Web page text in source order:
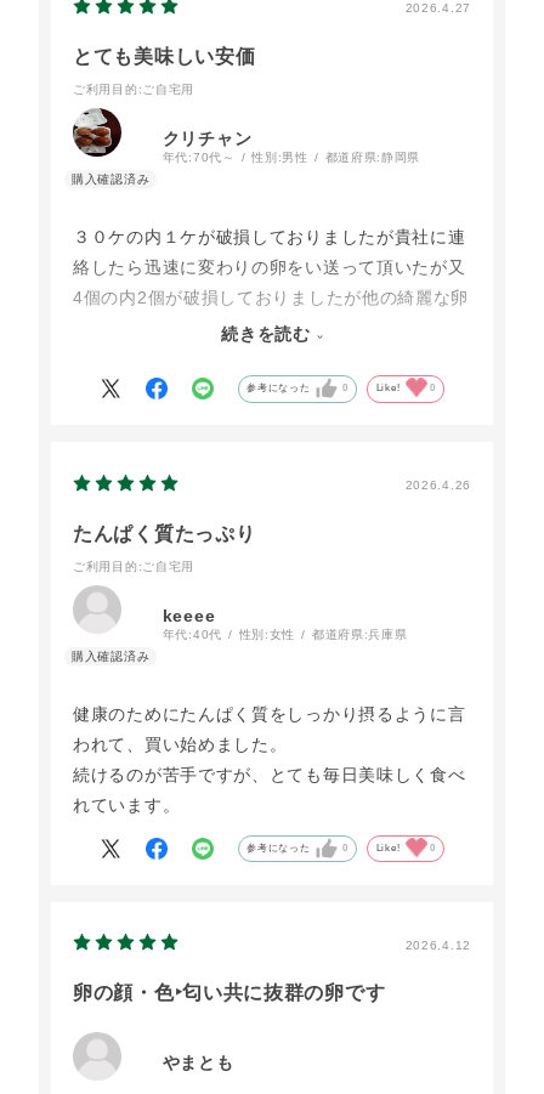
2026.4.27
とても美味しい安価
ご利用目的 :ご自宅用
クリチャン
年代:70代～ 性別:男性 都道府県:静岡県
３０ケの内１ケが破損しておりましたが貴社に連
絡したら迅速に変わりの卵をい送って頂いたが又
4個の内2個が破損しておりましたが他の綺麗な卵
を毎朝生食としていただき誠に美味しくかつ老夫
う御座いました又リピートします
続きを読む
参考になった 0 Like! 0
2026.4.26
たんぱく質たっぷり
ご利用目的 :ご自宅用
keeee
年代:40代 性別:女性 都道府県:兵庫県
健康のためにたんぱく質をしっかり摂るように言
われて、買い始めました。
続けるのが苦手ですが、とても毎日美味しく食べ
れています。
参考になった 0 Like! 0
2026.4.12
卵の顔・色‣匂い共に抜群の卵です
やまとも